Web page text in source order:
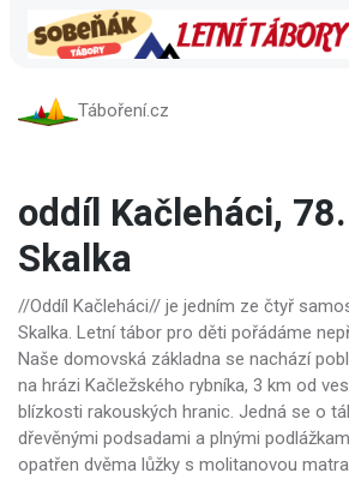
Táboření.cz
oddíl Kačleháci,
Skalka
//Oddíl Kačleháci// je jedním ze čtyř
Skalka. Letní tábor pro děti pořádáme
Naše domovská základna se nachází
na hrázi Kačležského rybníka, 3 km od
blízkosti rakouských hranic. Jedná se o
dřevěnými podsadami a plnými
opatřen dvěma lůžky s molitanovou